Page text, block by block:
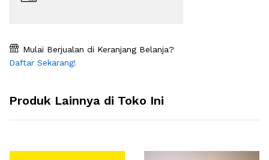
Mulai Berjualan di Keranjang Belanja?
Daftar Sekarang!
Produk Lainnya di Toko Ini